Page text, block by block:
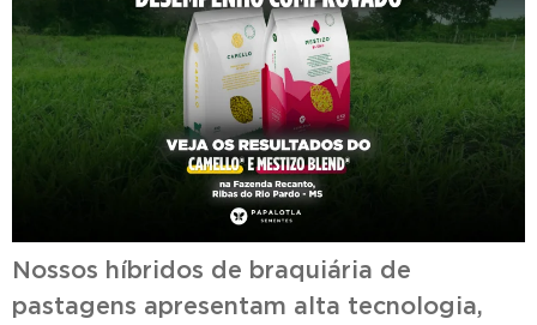
Nossos híbridos de braquiária de
pastagens apresentam alta tecnologia,